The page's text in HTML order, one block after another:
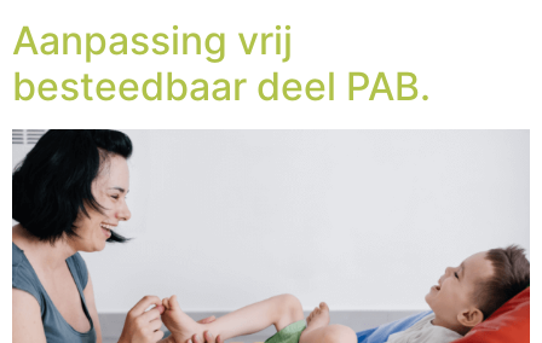
Aanpassing vrij
besteedbaar deel PAB.